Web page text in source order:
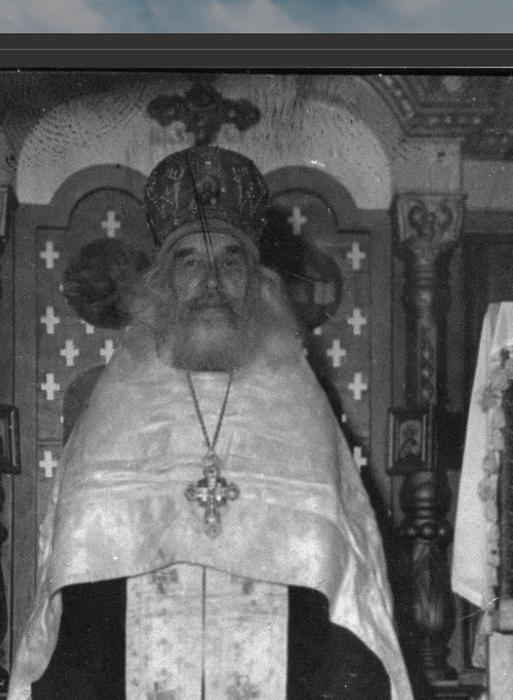
Земли
Сайт создан по
и
Наследники Галерея
Главная Галерея Храмы-мученики Архангельска Храм
Священники церкви
Священники церкви Всех Святых
19.05.2016